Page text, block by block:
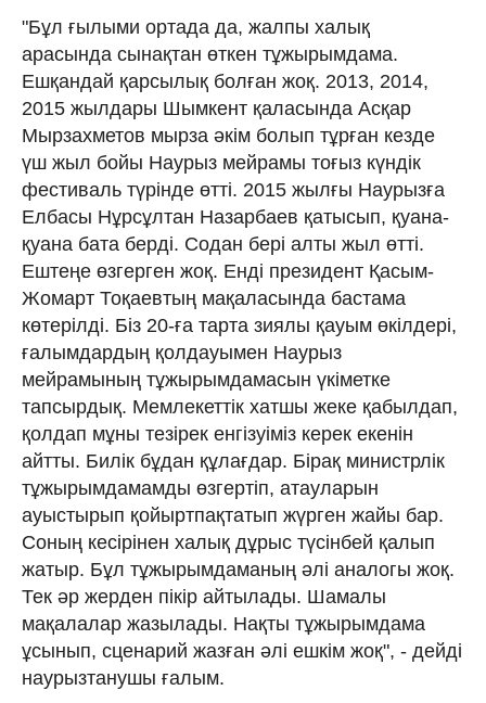
"Бұл ғылыми ортада да, жалпы халық
арасында сынақтан өткен тұжырымдама.
Ешқандай қарсылық болған жоқ. 2013, 2014,
2015 жылдары Шымкент қаласында Асқар
Мырзахметов мырза әкім болып тұрған кезде
үш жыл бойы Наурыз мейрамы тоғыз күндік
фестиваль түрінде өтті. 2015 жылғы Наурызға
Елбасы Нұрсұлтан Назарбаев қатысып, қуана-
қуана бата берді. Содан бері алты жыл өтті.
Ештеңе өзгерген жоқ. Енді президент Қасым-
Жомарт Тоқаевтың мақаласында бастама
көтерілді. Біз 20-ға тарта зиялы қауым өкілдері,
ғалымдардың қолдауымен Наурыз
мейрамының тұжырымдамасын үкіметке
тапсырдық. Мемлекеттік хатшы жеке қабылдап,
қолдап мұны тезірек енгізуіміз керек екенін
айтты. Билік бұдан құлағдар. Бірақ министрлік
тұжырымдамамды өзгертіп, атауларын
ауыстырып қойыртпақтатып жүрген жайы бар.
Соның кесірінен халық дұрыс түсінбей қалып
жатыр. Бұл тұжырымдаманың әлі аналогы жоқ.
Тек әр жерден пікір айтылады. Шамалы
мақалалар жазылады. Нақты тұжырымдама
ұсынып, сценарий жазған әлі ешкім жоқ", - дейді
наурызтанушы ғалым.